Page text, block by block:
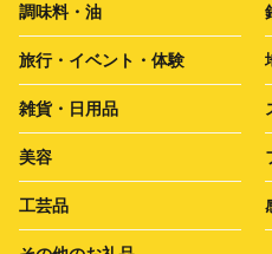
調味料・油
旅行・イベント・体験
雑貨・日用品
美容
工芸品